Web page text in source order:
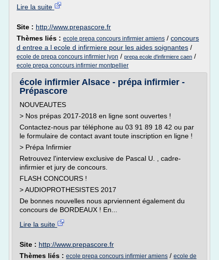
Lire la suite
Site : http://www.prepascore.fr
Thèmes liés : ecole prepa concours infirmier amiens / concours
d entree a l ecole d infirmiere pour les aides soignantes /
ecole de prepa concours infirmier lyon / prepa ecole d'infirmiere caen /
ecole prepa concours infirmier montpellier
école infirmier Alsace - prépa infirmier -
Prépascore
NOUVEAUTES
> Nos prépas 2017-2018 en ligne sont ouvertes !
Contactez-nous par téléphone au 03 91 89 18 42 ou par
le formulaire de contact avant toute inscription en ligne !
> Prépa Infirmier
Retrouvez l'interview exclusive de Pascal U. , cadre-
infirmier et jury de concours.
FLASH CONCOURS !
> AUDIOPROTHESISTES 2017
De bonnes nouvelles nous aprviennent également du
concours de BORDEAUX ! En...
Lire la suite
Site : http://www.prepascore.fr
Thèmes liés : ecole prepa concours infirmier amiens / ecole de